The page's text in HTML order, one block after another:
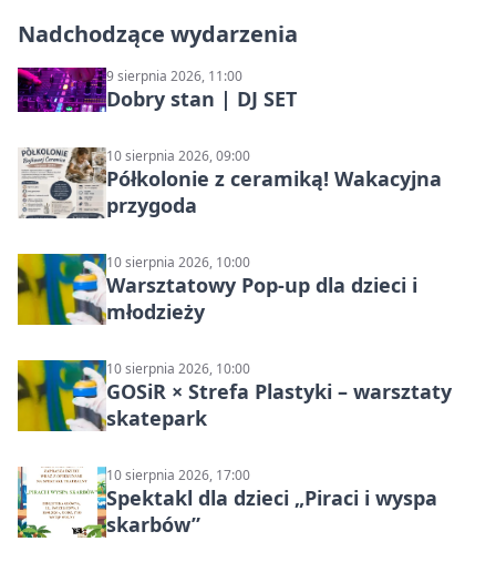
Nadchodzące wydarzenia
9 sierpnia 2026, 11:00
Dobry stan | DJ SET
10 sierpnia 2026, 09:00
Półkolonie z ceramiką! Wakacyjna
przygoda
10 sierpnia 2026, 10:00
Warsztatowy Pop-up dla dzieci i
młodzieży
10 sierpnia 2026, 10:00
GOSiR × Strefa Plastyki – warsztaty
skatepark
10 sierpnia 2026, 17:00
Spektakl dla dzieci „Piraci i wyspa
skarbów”